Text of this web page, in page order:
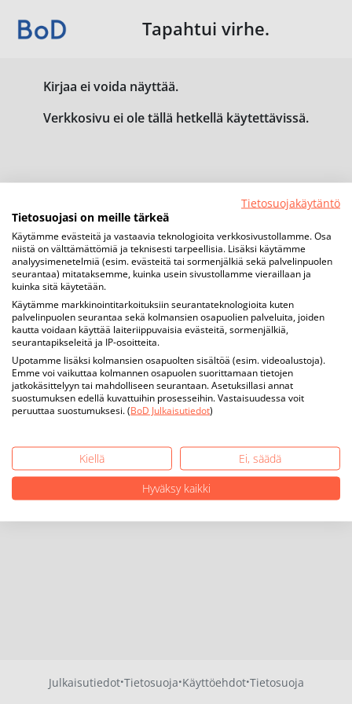
Tapahtui virhe.
Kirjaa ei voida näyttää.
Verkkosivu ei ole tällä hetkellä käytettävissä.
Julkaisutiedot·Tietosuoja·Käyttöehdot·Tietosuoja
Tietosuojakäytäntö
Tietosuojasi on meille tärkeä
Käytämme evästeitä ja vastaavia teknologioita verkkosivustollamme. Osa
niistä on välttämättömiä ja teknisesti tarpeellisia. Lisäksi käytämme
analyysimenetelmiä (esim. evästeitä tai sormenjälkiä sekä palvelinpuolen
seurantaa) mitataksemme, kuinka usein sivustollamme vieraillaan ja
kuinka sitä käytetään.
Käytämme markkinointitarkoituksiin seurantateknologioita kuten
palvelinpuolen seurantaa sekä kolmansien osapuolien palveluita, joiden
kautta voidaan käyttää laiteriippuvaisia evästeitä, sormenjälkiä,
seurantapikseleitä ja IP-osoitteita.
Upotamme lisäksi kolmansien osapuolten sisältöä (esim. videoalustoja).
Emme voi vaikuttaa kolmannen osapuolen suorittamaan tietojen
jatkokäsittelyyn tai mahdolliseen seurantaan. Asetuksillasi annat
suostumuksen edellä kuvattuihin prosesseihin. Vastaisuudessa voit
peruuttaa suostumuksesi. (BoD Julkaisutiedot)
Kiellä
Ei, säädä
Hyväksy kaikki